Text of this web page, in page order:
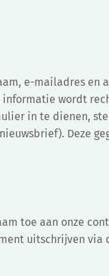
e-mailadres en
wordt
in te dienen,
Deze
toe aan onze
uitschrijven